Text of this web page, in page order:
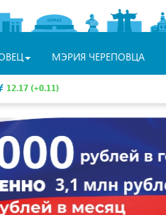
МЭРИЯ ЧЕРЕПОВЦА
12.17 (+0.11)